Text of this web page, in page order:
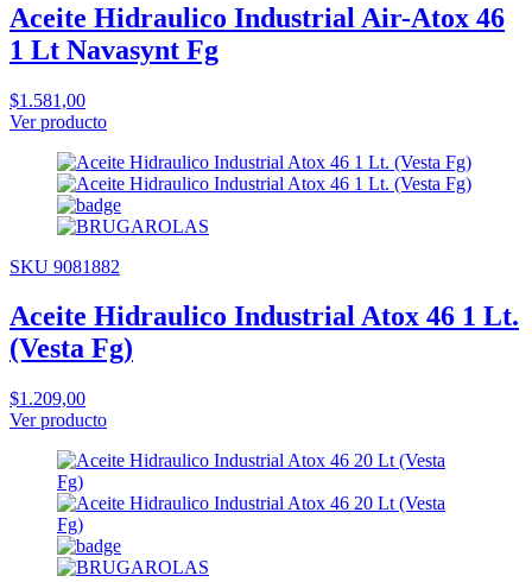
Aceite Hidraulico Industrial Air-Atox 46
1 Lt Navasynt Fg
$1.581,00
Ver producto
SKU 9081882
Aceite Hidraulico Industrial Atox 46 1 Lt.
(Vesta Fg)
$1.209,00
Ver producto